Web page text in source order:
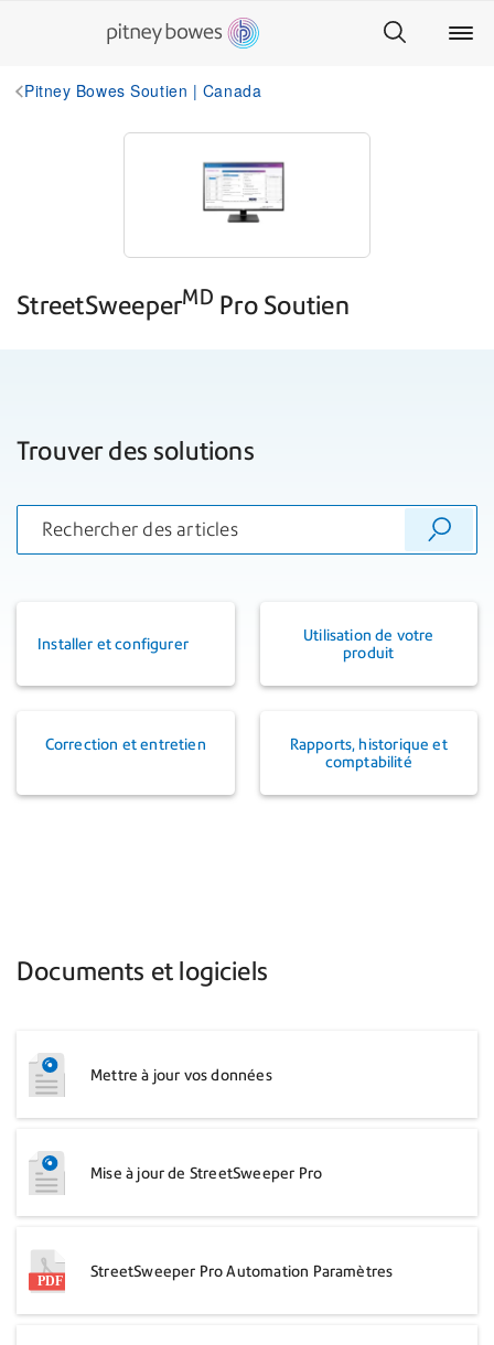
Pitney Bowes Soutien | Canada
StreetSweeperMD Pro Soutien
Trouver des solutions
Installer et configurer
Utilisation de votre
produit
Correction et entretien
Rapports, historique et
comptabilité
Documents et logiciels
Mettre à jour vos données
Mise à jour de StreetSweeper Pro
StreetSweeper Pro Automation Paramètres